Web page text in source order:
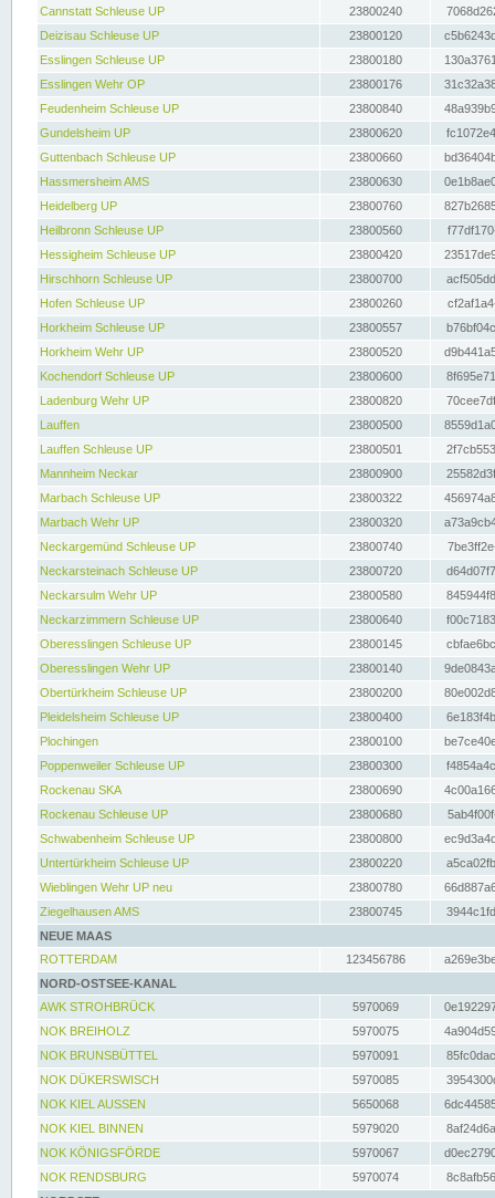
Cannstatt Schleuse UP
23800240
Deizisau Schleuse UP
23800120
Esslingen Schleuse UP
23800180
Esslingen Wehr OP
23800176
Feudenheim Schleuse UP
23800840
Gundelsheim UP
23800620
Guttenbach Schleuse UP
23800660
Hassmersheim AMS
23800630
Heidelberg UP
23800760
Heilbronn Schleuse UP
23800560
Hessigheim Schleuse UP
23800420
Hirschhorn Schleuse UP
23800700
Hofen Schleuse UP
23800260
Horkheim Schleuse UP
23800557
Horkheim Wehr UP
23800520
Kochendorf Schleuse UP
23800600
Ladenburg Wehr UP
23800820
Lauffen
23800500
Lauffen Schleuse UP
23800501
Mannheim Neckar
23800900
Marbach Schleuse UP
23800322
Marbach Wehr UP
23800320
Neckargemünd Schleuse UP
23800740
Neckarsteinach Schleuse UP
23800720
Neckarsulm Wehr UP
23800580
Neckarzimmern Schleuse UP
23800640
Oberesslingen Schleuse UP
23800145
Oberesslingen Wehr UP
23800140
Obertürkheim Schleuse UP
23800200
Pleidelsheim Schleuse UP
23800400
Plochingen
23800100
Poppenweiler Schleuse UP
23800300
Rockenau SKA
23800690
Rockenau Schleuse UP
23800680
Schwabenheim Schleuse UP
23800800
Untertürkheim Schleuse UP
23800220
Wieblingen Wehr UP neu
23800780
Ziegelhausen AMS
23800745
NEUE MAAS
ROTTERDAM
123456786
NORD-OSTSEE-KANAL
AWK STROHBRÜCK
5970069
NOK BREIHOLZ
5970075
NOK BRUNSBÜTTEL
5970091
NOK DÜKERSWISCH
5970085
NOK KIEL AUSSEN
5650068
NOK KIEL BINNEN
5979020
NOK KÖNIGSFÖRDE
5970067
NOK RENDSBURG
5970074